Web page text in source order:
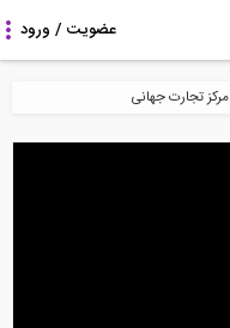
مرکز تجارت جهانی